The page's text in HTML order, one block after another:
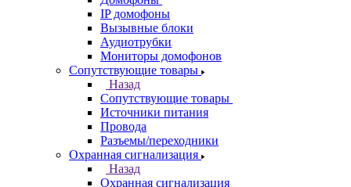
IP домофоны
Вызывные блоки
Аудиотрубки
Мониторы домофонов
Сопутствующие товары
Назад
Сопутствующие товары
Источники питания
Провода
Разъемы/переходники
Охранная сигнализация
Назад
Охранная сигнализация